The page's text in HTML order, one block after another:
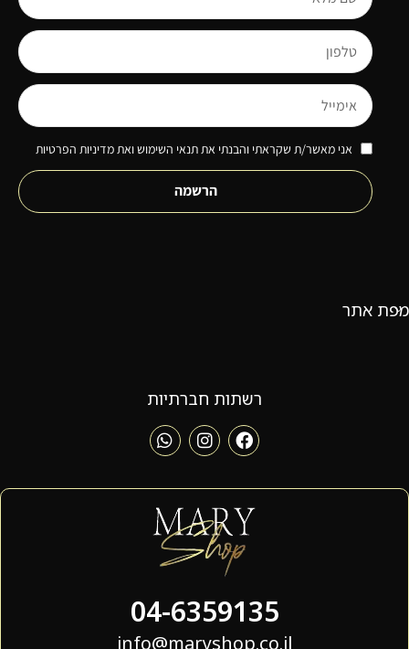
אני מאשר/ת שקראתי והבנתי את תנאי השימוש ואת מדיניות הפרטיות
הרשמה
מפת אתר
רשתות חברתיות
04-6359135
info@maryshop.co.il